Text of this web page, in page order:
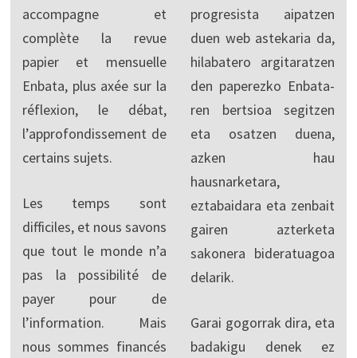
accompagne et
complète la revue
papier et mensuelle
Enbata, plus axée sur la
réflexion, le débat,
l’approfondissement de
certains sujets.
Les temps sont
difficiles, et nous savons
que tout le monde n’a
pas la possibilité de
payer pour de
l’information. Mais
nous sommes financés
progresista aipatzen
duen web astekaria da,
hilabatero argitaratzen
den paperezko Enbata-
ren bertsioa segitzen
eta osatzen duena,
azken hau
hausnarketara,
eztabaidara eta zenbait
gairen azterketa
sakonera bideratuagoa
delarik.
Garai gogorrak dira, eta
badakigu denek ez